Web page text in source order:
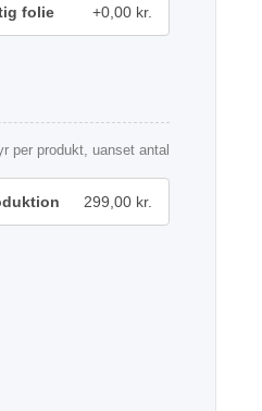
folie +0,00 kr.
per produkt, uanset antal
299,00 kr.